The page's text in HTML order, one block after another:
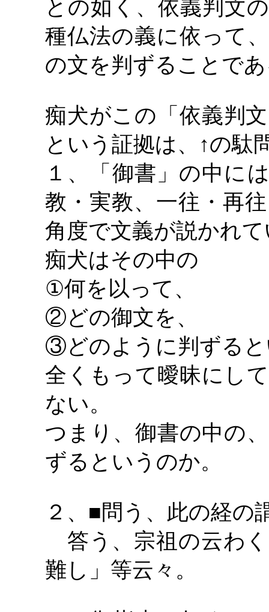
との如く、依義判文
種仏法の義に依って
の文を判ずることで
痴犬がこの「依義判
という証拠は、 ↑の駄
１、「御書」の中に
教・実教、一往・再
角度で文義が説かれ
痴犬はその中の
①何を以って、
②どの御文を、
③どのように判ずる
全くもって曖昧にし
ない。
つまり、御書の中の
ずるというのか。
２、 ■問う、此の経の
答う、宗祖の云わ
難し」等云々。